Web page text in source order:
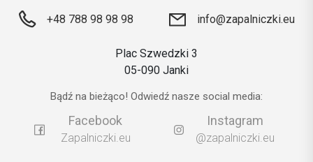
+48 788 98 98 98 info@zapalniczki.eu
Plac Szwedzki 3
05-090 Janki
Bądź na bieżąco! Odwiedź nasze social media:
Facebook
Zapalniczki.eu
Instagram
@zapalniczki.eu